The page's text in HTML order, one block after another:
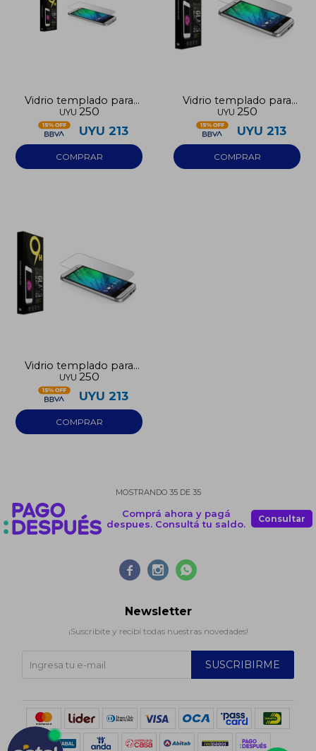
Vidrio templado para
Iphone 11 Pro Max
UYU 250
UYU 213
Vidrio templado para
Iphone 12
UYU 250
UYU 213
Vidrio templado para
Iphone 12 Pro Max
UYU 250
UYU 213
MOSTRANDO 35DE 35
Comprá ahora y pagá
despues. Consultá tu saldo.
Consultar
  
Newsletter
¡Suscribite y recibí todas nuestras novedades!
SUSCRIBIRME